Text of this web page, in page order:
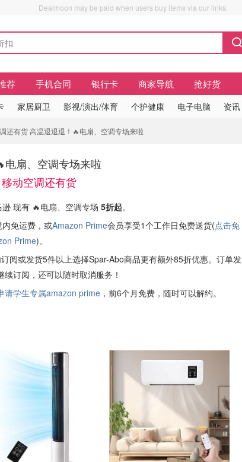
Dealmoon may be paid when users buy items via our links.
荐 手机合同 银行卡 商家导航 抢好货
家居厨卫 影视/演出/体育 个护健康 电子电脑 资讯
还有货 高温退退退！🔥电扇、空调专场来啦
电扇、空调专场来啦
动空调还有货
现有 🔥电扇、空调专场 5折起。
免运费，或Amazon Prime会员享受1个工作日免费送货(点击免
Prime)。
阅或发货5件以上选择Spar-Abo商品更有额外85折优惠。订单发
续订阅，还可以随时取消服务！
请学生专属amazon prime ，前6个月免费，随时可以解约。